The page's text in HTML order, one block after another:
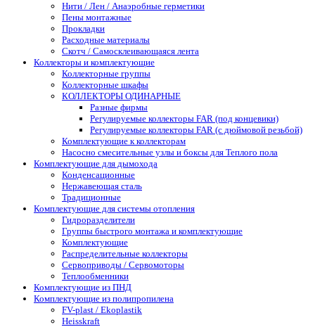
Нити / Лен / Анаэробные герметики
Пены монтажные
Прокладки
Расходные материалы
Скотч / Самосклеивающаяся лента
Коллекторы и комплектующие
Коллекторные группы
Коллекторные шкафы
КОЛЛЕКТОРЫ ОДИНАРНЫЕ
Разные фирмы
Регулируемые коллекторы FAR (под концевики)
Регулируемые коллекторы FAR (с дюймовой резьбой)
Комплектующие к коллекторам
Насосно смесительные узлы и боксы для Теплого пола
Комплектующие для дымохода
Конденсационные
Нержавеющая сталь
Традиционные
Комплектующие для системы отопления
Гидроразделители
Группы быстрого монтажа и комплектующие
Комплектующие
Распределительные коллекторы
Сервоприводы / Сервомоторы
Теплообменники
Комплектующие из ПНД
Комплектующие из полипропилена
FV-plast / Ekoplastik
Heisskraft